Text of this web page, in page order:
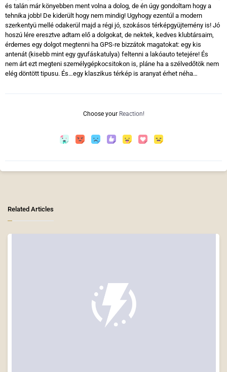
és talán már könyebben ment volna a dolog, de én úgy gondoltam hogy a
tehnika jobb! De kiderült hogy nem mindig! Ugyhogy ezentúl a modern
szerkentyü mellé odakerül majd a régi jó, szokásos térképgyüjtemény is! Jó
hoszú lére eresztve adtam elő a dolgokat, de nektek, kedves klubtársaim,
érdemes egy dolgot megtenni ha GPS-re bizzátok magatokat: egy kis
antenát (kisebb mint egy gyufáskatulya) feltenni a lakóauto tetejére! És
nem árt ezt megteni személygépkocsitokon is, pláne ha a szélvedőtök nem
elég döntött tipusu. És…egy klaszikus térkép is aranyat érhet néha…
Choose your Reaction!
Related Articles